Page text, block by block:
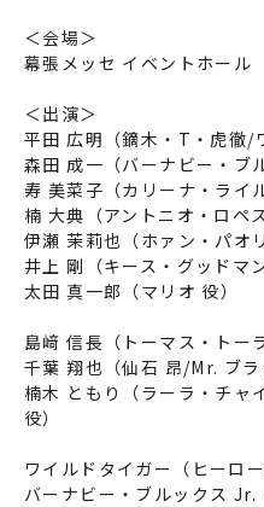
＜会場＞
幕張メッセ イベントホール
＜出演＞
平田 広明（鏑木・T・虎徹/
森田 成一（バーナビー・ブ
寿 美菜子（カリーナ・ライ
楠 大典（アントニオ・ロペ
伊瀬 茉莉也（ホァン・パオ
井上 剛（キース・グッドマ
太田 真一郎（マリオ 役）
島﨑 信長（トーマス・トー
千葉 翔也（仙石 昂/Mr. ブラ
楠木 ともり（ラーラ・チャ
役）
ワイルドタイガー（ヒーロー
バーナビー・ブルックス Jr.